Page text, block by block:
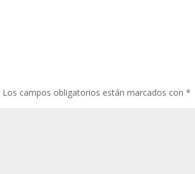
Los campos obligatorios están marcados con*